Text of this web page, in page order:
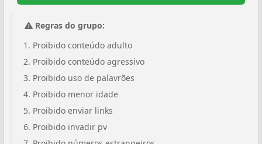
Regras do grupo:
Proibido conteúdo adulto
Proibido conteúdo agressivo
Proibido uso de palavrões
Proibido menor idade
Proibido enviar links
Proibido invadir pv